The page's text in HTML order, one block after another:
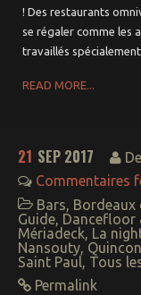
! Des restaurants
se régaler comme les
travaillés
READ MORE...
21 SEP 2017
Commentaires
Bars, Bordeaux
Guide, Dancefloor
Mériadeck, La
Nansouty,
Saint Paul, Tous
Permalink